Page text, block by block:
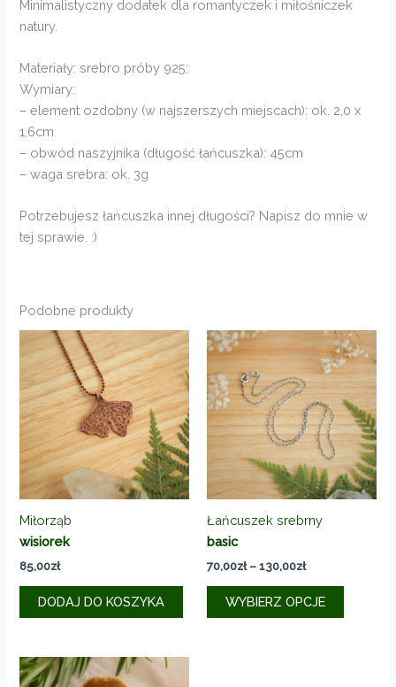
Minimalistyczny dodatek dla romantyczek i miłośniczek
natury.
Materiały: srebro próby 925;
Wymiary:
– element ozdobny (w najszerszych miejscach): ok. 2,0 x
1,6cm
– obwód naszyjnika (długość łańcuszka): 45cm
– waga srebra: ok. 3g
Potrzebujesz łańcuszka innej długości? Napisz do mnie w
tej sprawie. :)
Podobne produkty
Miłorząb
wisiorek
85,00zł
DODAJ DO KOSZYKA
Łańcuszek srebrny
basic
70,00zł – 130,00złZakres
od
70,00zł
WYBIERZ OPCJE
Ten